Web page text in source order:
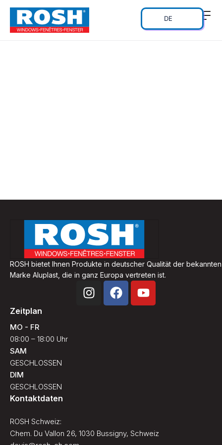
DE
ROSH bietet Ihnen Produkte in deutscher Qualität der bekannten
Marke Aluplast, die in ganz Europa vertreten ist.
Zeitplan
MO - FR
08:00 – 18:00 Uhr
SAM
GESCHLOSSEN
DIM
GESCHLOSSEN
Kontaktdaten
ROSH Schweiz:
Chem. Du Vallon 26, 1030 Bussigny, Schweiz